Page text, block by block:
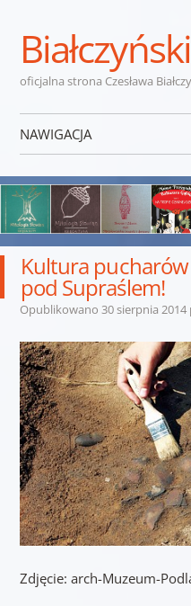
Białczyński
oficjalna strona Czesława
NAWIGACJA
Kultura
pod Supraślem!
Opublikowano 30 sierpnia 2014
Zdjęcie: arch-Muzeum-